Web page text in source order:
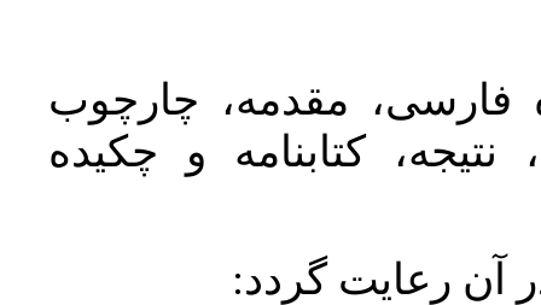
فارسی، مقدمه، چارچوب
کتابنامه و چکیده
آن رعايت گردد: